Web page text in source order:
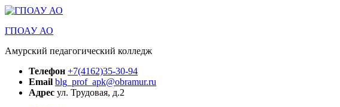
ГПОАУ АО
Амурский педагогический колледж
Телефон +7(4162)35-30-94
Email blg_prof_apk@obramur.ru
Адрес ул. Трудовая, д.2